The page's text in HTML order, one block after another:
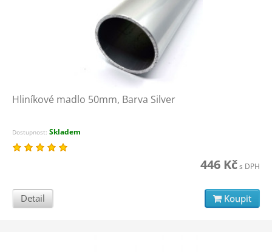
Hliníkové madlo 50mm, Barva Silver
Dostupnost: Skladem
446 Kčs DPH
Detail Koupit